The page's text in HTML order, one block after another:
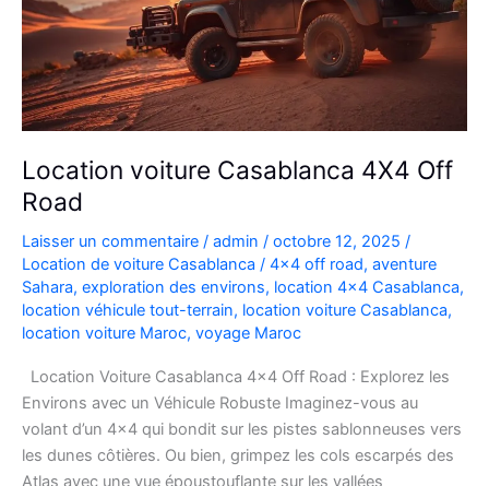
Location voiture Casablanca 4X4 Off
Road
Laisser un commentaire / admin / octobre 12, 2025 /
Location de voiture Casablanca / 4x4 off road, aventure
Sahara, exploration des environs, location 4x4 Casablanca,
location véhicule tout-terrain, location voiture Casablanca,
location voiture Maroc, voyage Maroc
Location Voiture Casablanca 4×4 Off Road : Explorez les
Environs avec un Véhicule Robuste Imaginez-vous au
volant d’un 4×4 qui bondit sur les pistes sablonneuses vers
les dunes côtières. Ou bien, grimpez les cols escarpés des